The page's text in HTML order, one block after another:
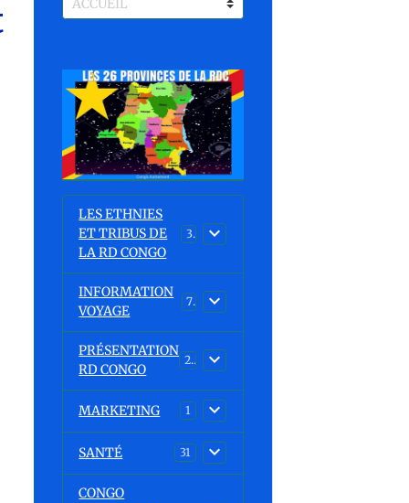
LES ETHNIES
ET TRIBUS DE
LA RD CONGO
37
INFORMATION
VOYAGE
7
PRÉSENTATION
RD CONGO
23
MARKETING 1
SANTÉ 31
CONGO